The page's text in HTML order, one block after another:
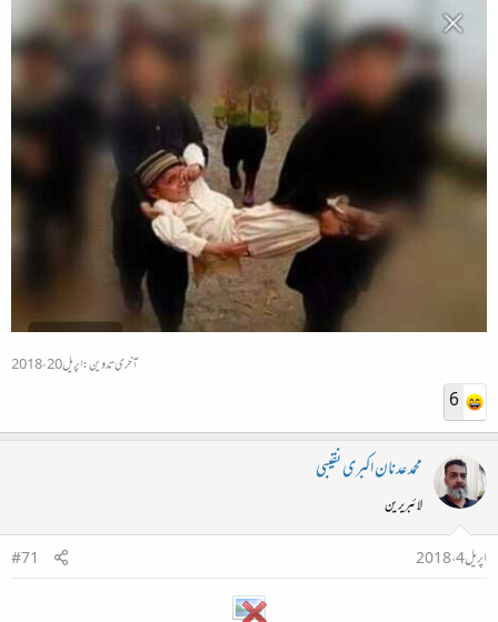
آخری تدوین:اپریل 20، 2018
6
محمد عدنان اکبری نقیبی
لائبریرین
اپریل 4، 2018
#71